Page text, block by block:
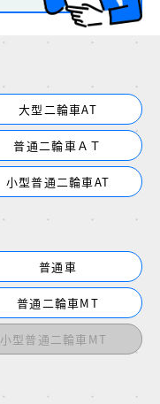
大型二輪車AT
普通二輪車ＡＴ
小型普通二輪車AT
普通車
普通二輪車MT
小型普通二輪車MT